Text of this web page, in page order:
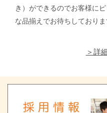
き）ができるのでお客様に
な品揃えでお待ちしており
＞詳